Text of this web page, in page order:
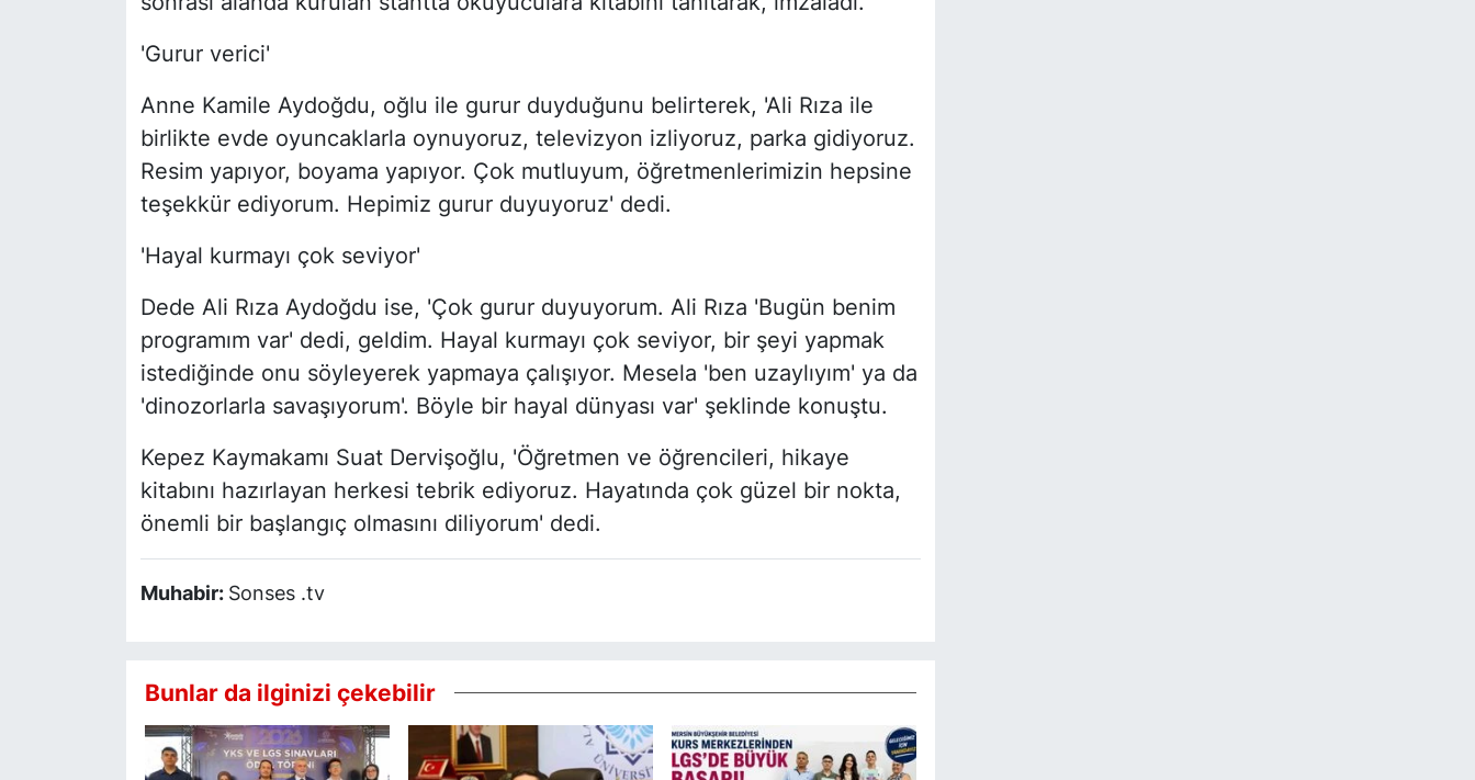
'Gurur verici'
Anne Kamile Aydoğdu, oğlu ile gurur duyduğunu belirterek, 'Ali Rıza ile
birlikte evde oyuncaklarla oynuyoruz, televizyon izliyoruz, parka gidiyoruz.
Resim yapıyor, boyama yapıyor. Çok mutluyum, öğretmenlerimizin hepsine
teşekkür ediyorum. Hepimiz gurur duyuyoruz' dedi.
'Hayal kurmayı çok seviyor'
Dede Ali Rıza Aydoğdu ise, 'Çok gurur duyuyorum. Ali Rıza 'Bugün benim
programım var' dedi, geldim. Hayal kurmayı çok seviyor, bir şeyi yapmak
istediğinde onu söyleyerek yapmaya çalışıyor. Mesela 'ben uzaylıyım' ya da
'dinozorlarla savaşıyorum'. Böyle bir hayal dünyası var' şeklinde konuştu.
Kepez Kaymakamı Suat Dervişoğlu, 'Öğretmen ve öğrencileri, hikaye
kitabını hazırlayan herkesi tebrik ediyoruz. Hayatında çok güzel bir nokta,
önemli bir başlangıç olmasını diliyorum' dedi.
Muhabir: Sonses .tv
Bunlar da ilginizi çekebilir